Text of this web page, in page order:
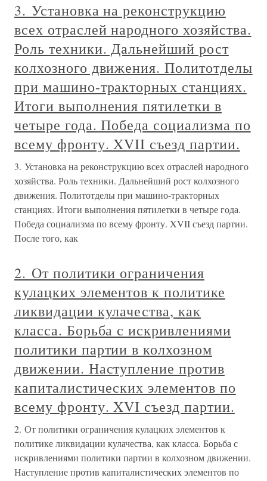
3. Установка на реконструкцию
всех отраслей народного хозяйства.
Роль техники. Дальнейший рост
колхозного движения. Политотделы
при машино-тракторных станциях.
Итоги выполнения пятилетки в
четыре года. Победа социализма по
всему фронту. XVII съезд партии.
3. Установка на реконструкцию всех отраслей народного
хозяйства. Роль техники. Дальнейший рост колхозного
движения. Политотделы при машино-тракторных
станциях. Итоги выполнения пятилетки в четыре года.
Победа социализма по всему фронту. XVII съезд партии.
После того, как
2. От политики ограничения
кулацких элементов к политике
ликвидации кулачества, как
класса. Борьба с искривлениями
политики партии в колхозном
движении. Наступление против
капиталистических элементов по
всему фронту. XVI съезд партии.
2. От политики ограничения кулацких элементов к
политике ликвидации кулачества, как класса. Борьба с
искривлениями политики партии в колхозном движении.
Наступление против капиталистических элементов по